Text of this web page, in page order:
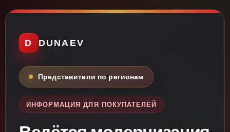
D DUNAEV
Представители по регионам
ИНФОРМАЦИЯ ДЛЯ ПОКУПАТЕЛЕЙ